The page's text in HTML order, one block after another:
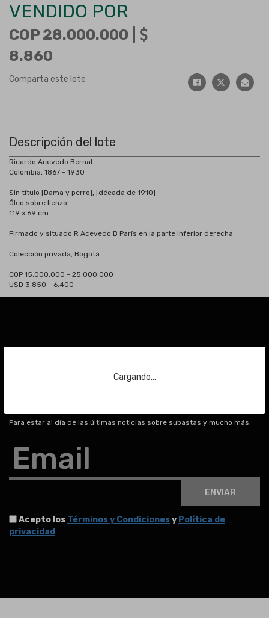
Cargando...
VENDIDO POR
COP 28.000.000 |
8.860
Comparta este lote
Descripción del lote
Ricardo Acevedo Bernal
Colombia, 1867 - 1930
Sin título [Dama y perro], [década de 1910]
Óleo sobre lienzo
119 x 69 cm
Firmado y situado R Acevedo B París en la parte inferior derecha.
Colección privada, Bogotá.
COP 15.000.000 - 25.000.000
USD 3.850 - 6.400
Suscríbase a nuestra
Para estar al día de las últimas noticias sobre subastas y mucho más.
Email
ENVIAR
Acepto los Términos y Condicionesy Política de
privacidad